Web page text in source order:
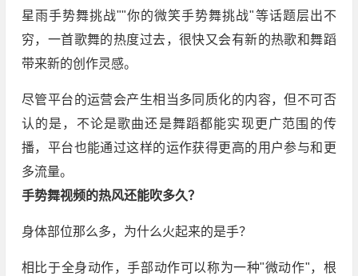
星雨手势舞挑战""你的微笑手势舞挑战"等话题层出不
穷，一首歌舞的热度过去，很快又会有新的热歌和舞蹈
带来新的创作灵感。
尽管平台的运营会产生相当多同质化的内容，但不可否
认的是，不论是歌曲还是舞蹈都能实现更广范围的传
播，平台也能通过这样的运作获得更高的用户参与和更
多流量。
手势舞视频的热风还能吹多久？
身体部位那么多，为什么火起来的是手？
相比于全身动作，手部动作可以称为一种"微动作"，根